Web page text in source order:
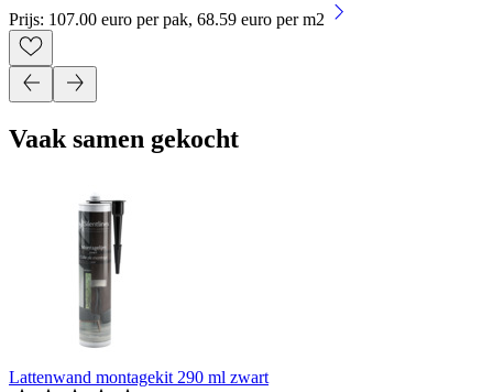
Prijs: 107.00 euro per pak, 68.59 euro per m2
Vaak samen gekocht
Lattenwand montagekit 290 ml zwart